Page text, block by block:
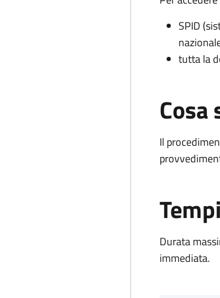
SPID
tutta la
Il
Durata
immediata.